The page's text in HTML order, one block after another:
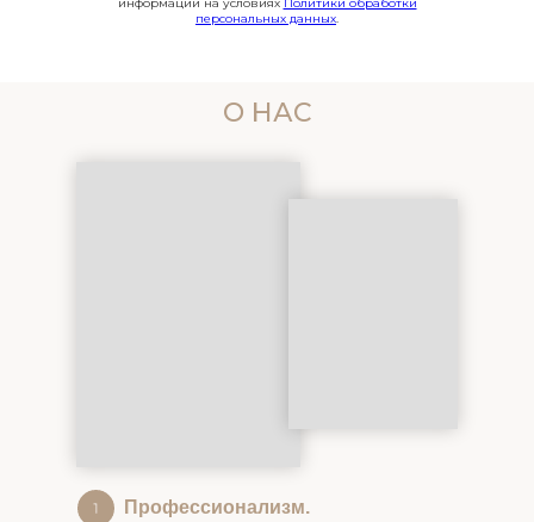
информации на условиях Политики обработки
персональных данных.
О НАС
Профессионализм.